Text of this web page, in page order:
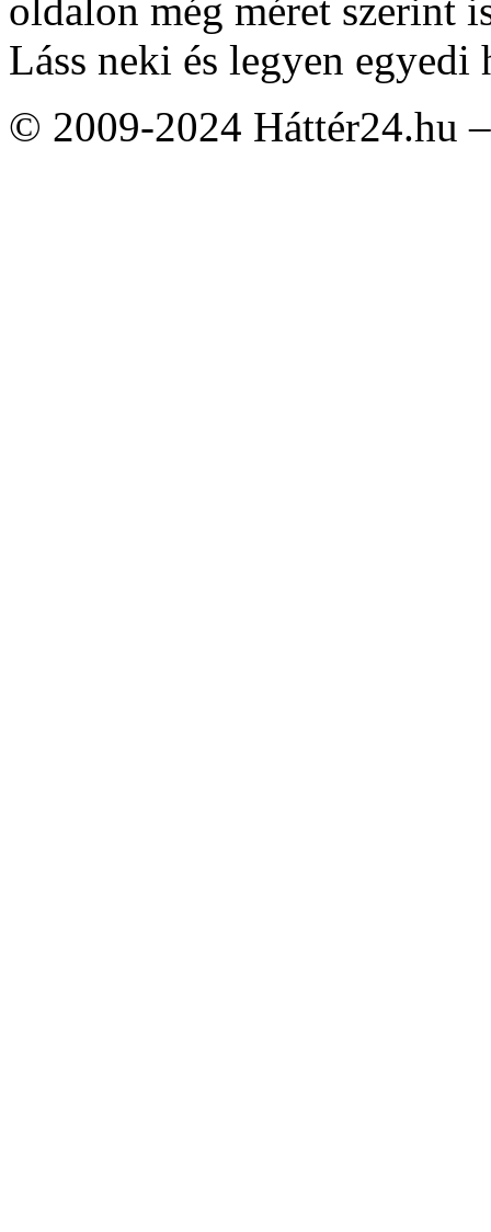
oldalon még méret szerint
Láss neki és legyen egyedi
© 2009-2024 Háttér24.hu